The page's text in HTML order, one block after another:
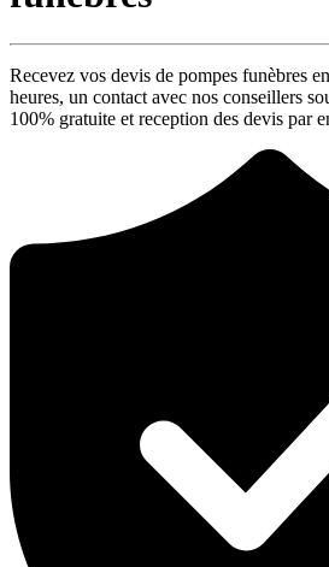
Recevez vos devis de pompes funèbres
heures, un contact avec nos conseillers
100% gratuite et reception des devis par